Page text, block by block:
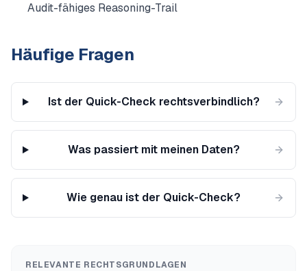
Audit-fähiges Reasoning-Trail
Häufige Fragen
Ist der Quick-Check rechtsverbindlich?
Was passiert mit meinen Daten?
Wie genau ist der Quick-Check?
RELEVANTE RECHTSGRUNDLAGEN